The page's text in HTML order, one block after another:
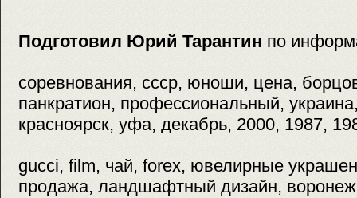
Подготовил Юрий Тарантин по
соревнования, ссср, юноши, цена,
панкратион, профессиональный,
красноярск, уфа, декабрь, 2000, 1987,
gucci, film, чай, forex, ювелирные
продажа, ландшафтный дизайн,